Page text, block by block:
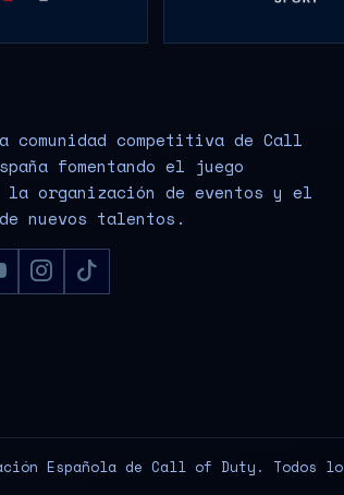
comunidad competitiva de Call
fomentando el juego
la organización de eventos y el
nuevos talentos.
Española de Call of Duty. Todos